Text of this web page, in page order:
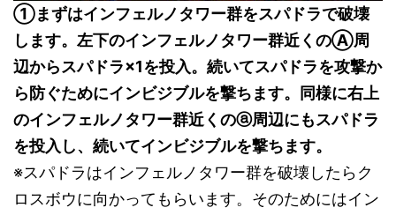
①まずはインフェルノタワー群をスパドラで破壊
します。左下のインフェルノタワー群近くのⒶ周
辺からスパドラ×1を投入。続いてスパドラを攻撃か
ら防ぐためにインビジブルを撃ちます。同様に右上
のインフェルノタワー群近くのⓐ周辺にもスパドラ
を投入し、続いてインビジブルを撃ちます。
※スパドラはインフェルノタワー群を破壊したらク
ロスボウに向かってもらいます。そのためにはイン